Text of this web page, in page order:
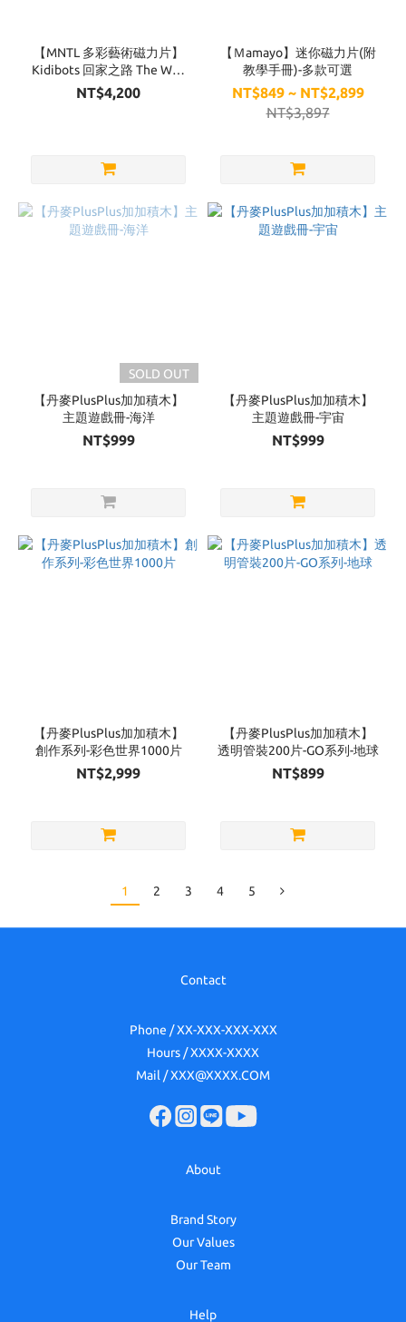
【MNTL 多彩藝術磁力片】
Kidibots 回家之路 The Way
Home - Think, Plan & Go!
NT$4,200
【Ｍamayo】迷你磁力片(附
教學手冊)-多款可選
NT$849 ~ NT$2,899
NT$3,897
SOLD OUT
【丹麥PlusPlus加加積木】
主題遊戲冊-海洋
NT$999
【丹麥PlusPlus加加積木】
主題遊戲冊-宇宙
NT$999
【丹麥PlusPlus加加積木】
創作系列-彩色世界1000片
NT$2,999
【丹麥PlusPlus加加積木】
透明管裝200片-GO系列-地球
NT$899
1 2 3 4 5
Contact
Phone / XX-XXX-XXX-XXX
Hours / XXXX-XXXX
Mail / XXX@XXXX.COM
About
Brand Story
Our Values
Our Team
Help